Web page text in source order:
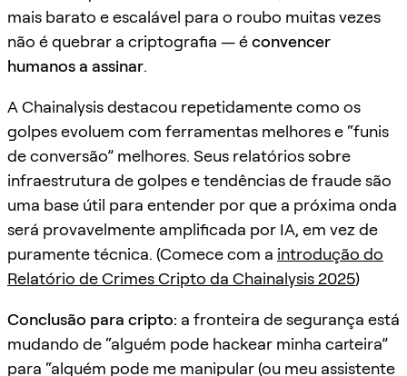
mais barato e escalável para o roubo muitas vezes
não é quebrar a criptografia — éconvencer
humanos a assinar.
A Chainalysis destacou repetidamente como os
golpes evoluem com ferramentas melhores e “funis
de conversão” melhores. Seus relatórios sobre
infraestrutura de golpes e tendências de fraude são
uma base útil para entender por que a próxima onda
será provavelmente amplificada por IA, em vez de
puramente técnica. (Comece com a introdução do
Relatório de Crimes Cripto da Chainalysis 2025)
Conclusão para cripto: a fronteira de segurança está
mudando de “alguém pode hackear minha carteira”
para “alguém pode me manipular (ou meu assistente